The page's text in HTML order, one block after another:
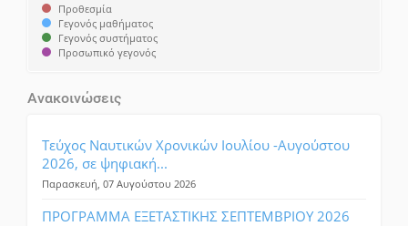
Προθεσμία
Γεγονός μαθήματος
Γεγονός συστήματος
Προσωπικό γεγονός
Ανακοινώσεις
Τεύχος Ναυτικών Χρονικών Ιουλίου -Αυγούστου
2026, σε ψηφιακή...
Παρασκευή, 07 Αυγούστου 2026
ΠΡΟΓΡΑΜΜΑ ΕΞΕΤΑΣΤΙΚΗΣ ΣΕΠΤΕΜΒΡΙΟΥ 2026